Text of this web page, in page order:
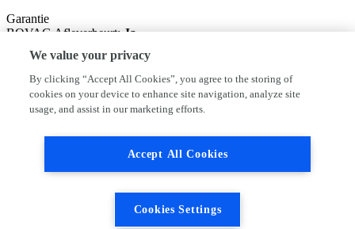
Garantie
BOVAG Afleverbeurt:Ja
Basis pakket: Nieuwe APK, vloeistoffen controle. (inbegrepen)
Rodam pakket: Nieuwe APK, servicebeurt, 1/2 tank brandstof en 6
maanden BOVAG garantie €395,-
Ondanks het feit dat iedere advertentie met zorg door ons wordt
belang zijn, daadwerkelijk op de auto zitten. Autoservice RoDam
kan hier achteraf niet voor aansprakelijk gesteld worden.
Onze showroom is ook geopend op
zaterdag: 10.00u-13.00u en 's middags van 13.00u-16.00u op
We value your privacy
By clicking “Accept All Cookies”, you agree to the storing of
cookies on your device to enhance site navigation, analyze site
usage, and assist in our marketing efforts.
Accept All Cookies
Cookies Settings